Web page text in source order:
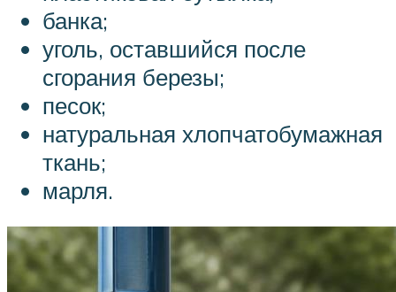
банка;
уголь, оставшийся после
сгорания березы;
песок;
натуральная хлопчатобумажная
ткань;
марля.